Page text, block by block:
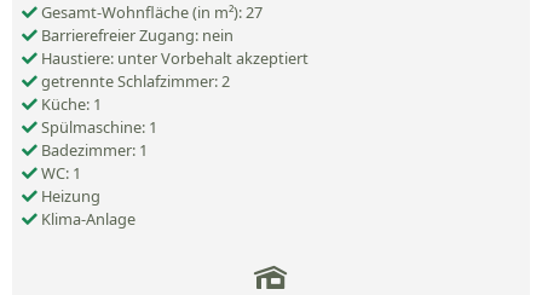
Gesamt-Wohnfläche (in m²): 27
Barrierefreier Zugang: nein
Haustiere: unter Vorbehalt akzeptiert
getrennte Schlafzimmer: 2
Küche: 1
Spülmaschine: 1
Badezimmer: 1
WC: 1
Heizung
Klima-Anlage